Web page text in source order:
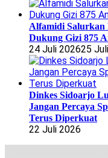
Alfamidi Salurkan
Dukung Gizi 875
24 Juli 202625
Dinkes Sidoarjo
Jangan Percaya
Terus Diperkuat
22 Juli 2026